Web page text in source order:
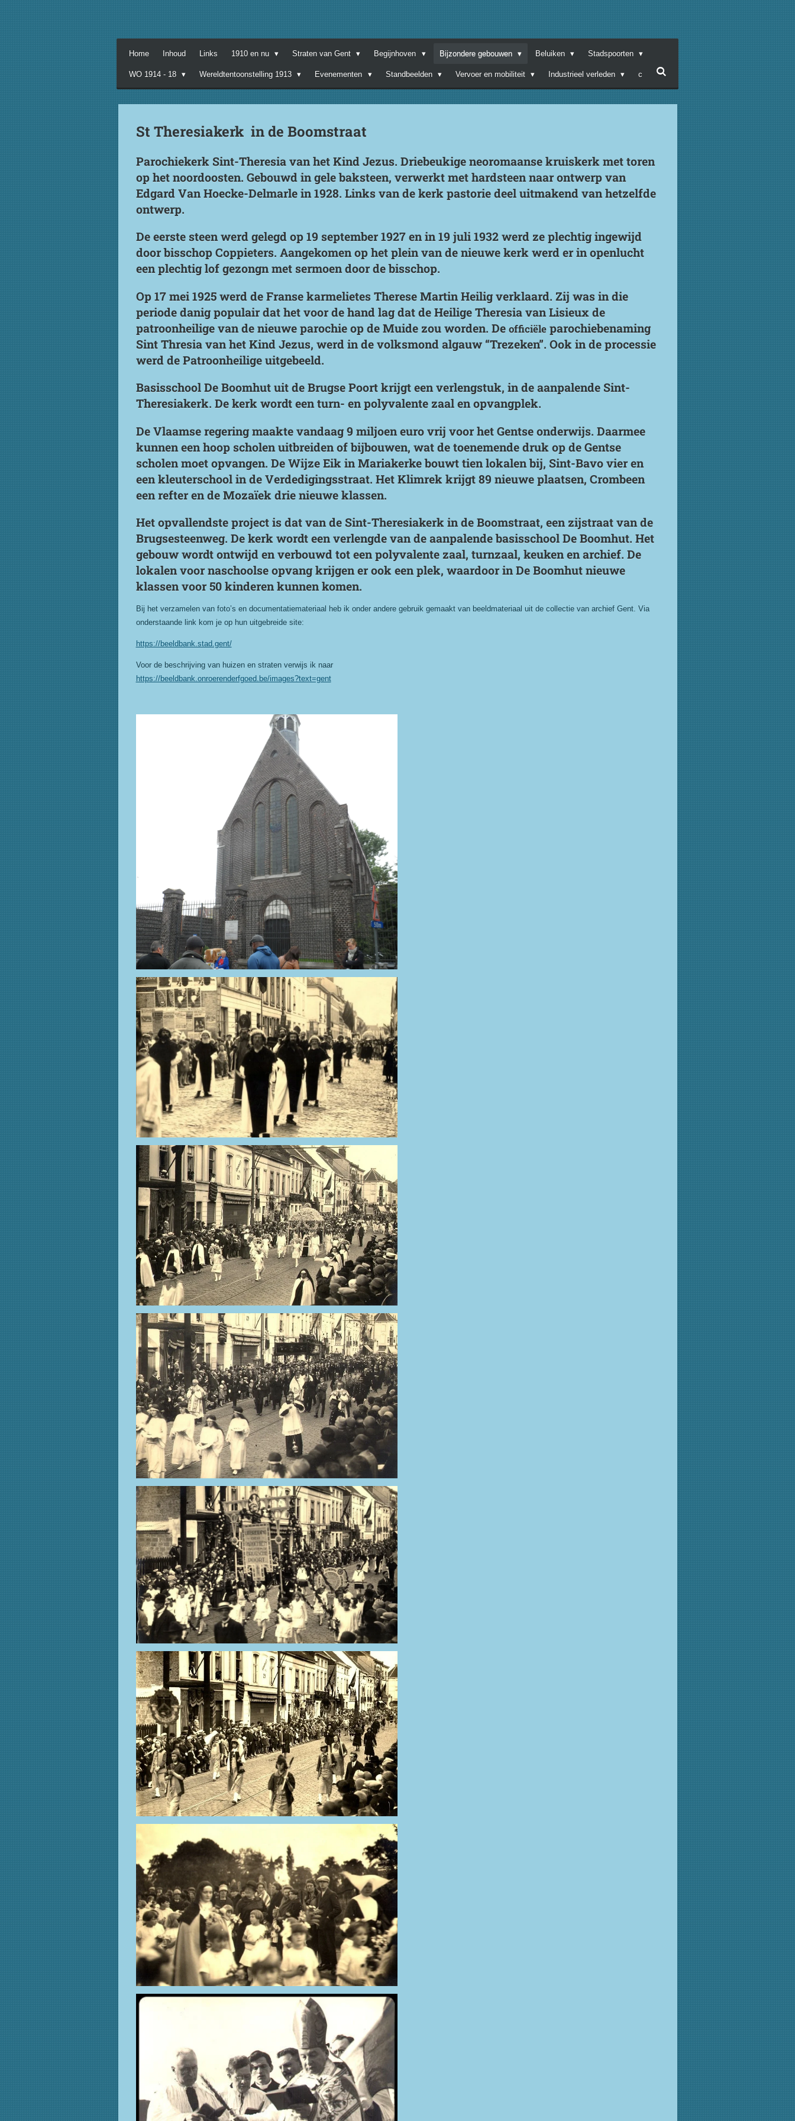
Home Inhoud Links 1910 en nu Straten van Gent Begijnhoven Bijzondere gebouwen Beluiken Stadspoorten
WO 1914 - 18 Wereldtentoonstelling 1913 Evenementen Standbeelden Vervoer en mobiliteit Industrieel verleden c
St Theresiakerk in de Boomstraat
Parochiekerk Sint-Theresia van het Kind Jezus. Driebeukige neoromaanse kruiskerk met toren
op het noordoosten. Gebouwd in gele baksteen, verwerkt met hardsteen naar ontwerp van
Edgard Van Hoecke-Delmarle in 1928. Links van de kerk pastorie deel uitmakend van hetzelfde
ontwerp.
De eerste steen werd gelegd op 19 september 1927 en in 19 juli 1932 werd ze plechtig ingewijd
door bisschop Coppieters. Aangekomen op het plein van de nieuwe kerk werd er in openlucht
een plechtig lof gezongn met sermoen door de bisschop.
Op 17 mei 1925 werd de Franse karmelietes Therese Martin Heilig verklaard. Zij was in die
periode danig populair dat het voor de hand lag dat de Heilige Theresia van Lisieux de
patroonheilige van de nieuwe parochie op de Muide zou worden. De officiëleparochiebenaming
Sint Thresia van het Kind Jezus, werd in de volksmond algauw “Trezeken”. Ook in de processie
werd de Patroonheilige uitgebeeld.
Basisschool De Boomhut uit de Brugse Poort krijgt een verlengstuk, in de aanpalende Sint-
Theresiakerk. De kerk wordt een turn- en polyvalente zaal en opvangplek.
De Vlaamse regering maakte vandaag 9 miljoen euro vrij voor het Gentse onderwijs. Daarmee
kunnen een hoop scholen uitbreiden of bijbouwen, wat de toenemende druk op de Gentse
scholen moet opvangen. De Wijze Eik in Mariakerke bouwt tien lokalen bij, Sint-Bavo vier en
een kleuterschool in de Verdedigingsstraat. Het Klimrek krijgt 89 nieuwe plaatsen, Crombeen
een refter en de Mozaïek drie nieuwe klassen.
Het opvallendste project is dat van de Sint-Theresiakerk in de Boomstraat, een zijstraat van de
Brugsesteenweg. De kerk wordt een verlengde van de aanpalende basisschool De Boomhut. Het
gebouw wordt ontwijd en verbouwd tot een polyvalente zaal, turnzaal, keuken en archief. De
lokalen voor naschoolse opvang krijgen er ook een plek, waardoor in De Boomhut nieuwe
klassen voor 50 kinderen kunnen komen.
Bij het verzamelen van foto’s en documentatiemateriaal heb ik onder andere gebruik gemaakt van beeldmateriaal uit de collectie van archief Gent. Via
onderstaande link kom je op hun uitgebreide site:
https://beeldbank.stad.gent/
Voor de beschrijving van huizen en straten verwijs ik naar
https://beeldbank.onroerenderfgoed.be/images?text=gent